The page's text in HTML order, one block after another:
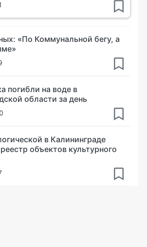
«По Коммунальной бегу, а
погибли на воде в
области за день
в Калининграде
объектов культурного